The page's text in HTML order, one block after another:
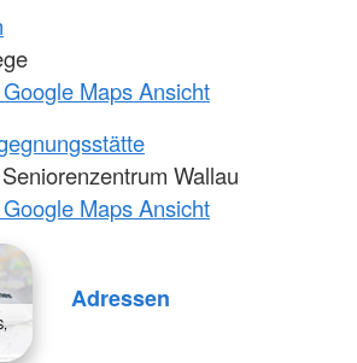
Maps Ansicht
Wallau
Maps Ansicht
Adressen